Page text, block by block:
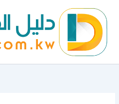
المحتوى